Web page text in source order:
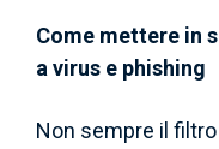
Come mettere in
a virus e phishing
Non sempre il filtro